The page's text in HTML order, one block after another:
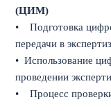
(ЦИМ)
• Подготовка
передачи в
• Использование
проведении
• Процесс